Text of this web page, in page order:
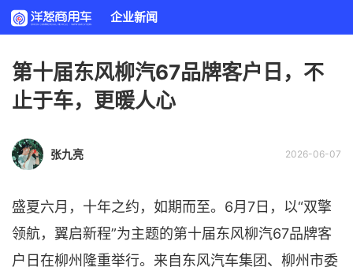
企业新闻
第十届东风柳汽67品牌客户日，不
止于车，更暖人心
2026-06-07
张九亮
盛夏六月，十年之约，如期而至。6月7日，以“双擎
领航，翼启新程”为主题的第十届东风柳汽67品牌客
户日在柳州隆重举行。来自东风汽车集团、柳州市委